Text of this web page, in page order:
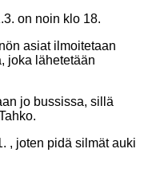
on noin klo 18.
asiat ilmoitetaan
joka lähetetään
jo bussissa, sillä
, joten pidä silmät auki